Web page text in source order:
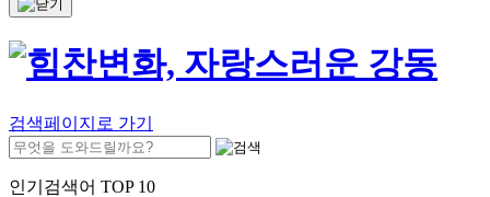
검색페이지로 가기
인기검색어 TOP 10